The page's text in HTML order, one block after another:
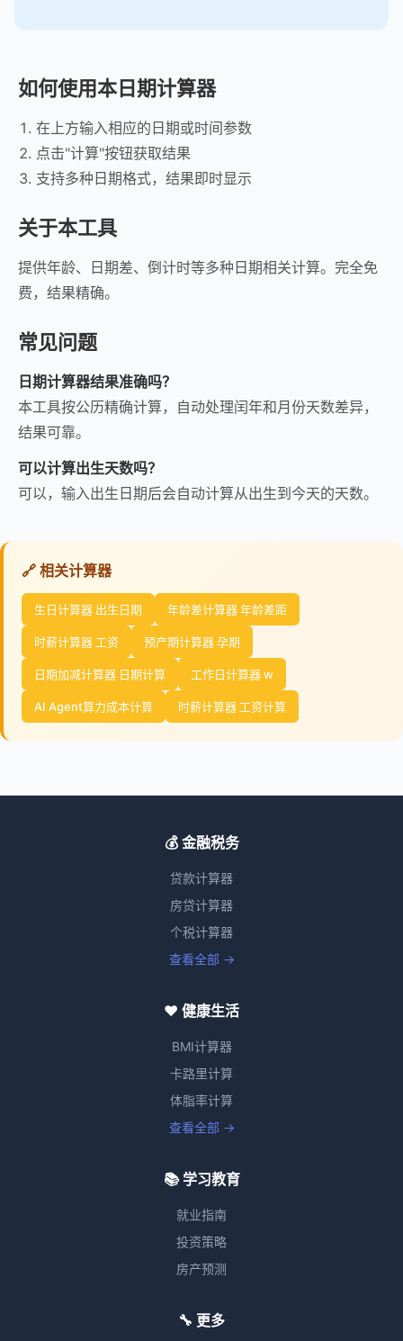
如何使用本日期计算器
在上方输入相应的日期或时间参数
点击"计算"按钮获取结果
支持多种日期格式，结果即时显示
关于本工具
提供年龄、日期差、倒计时等多种日期相关计算。完全免
费，结果精确。
常见问题
日期计算器结果准确吗？
本工具按公历精确计算，自动处理闰年和月份天数差异，
结果可靠。
可以计算出生天数吗？
可以，输入出生日期后会自动计算从出生到今天的天数。
🔗 相关计算器
生日计算器 出生日期 年龄差计算器 年龄差距
时薪计算器 工资 预产期计算器 孕期
日期加减计算器 日期计算 工作日计算器 w
AI Agent算力成本计算 时薪计算器 工资计算
💰 金融税务
贷款计算器
房贷计算器
个税计算器
查看全部 →
❤️ 健康生活
BMI计算器
卡路里计算
体脂率计算
查看全部 →
📚 学习教育
就业指南
投资策略
房产预测
🔧 更多